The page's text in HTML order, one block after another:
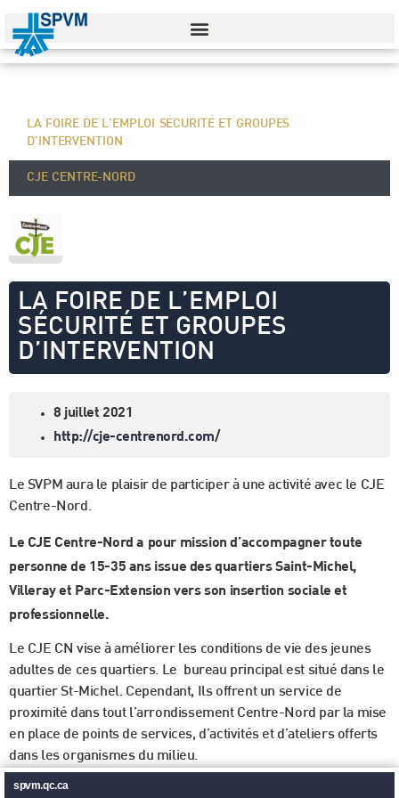
LA FOIRE DE L’EMPLOI SÉCURITÉ ET GROUPES
D’INTERVENTION
CJE CENTRE-NORD
LA FOIRE DE L’EMPLOI
SÉCURITÉ ET GROUPES
D’INTERVENTION
8 juillet 2021
http://cje-centrenord.com/
Le SVPM aura le plaisir de participer à une activité avec le CJE
Centre-Nord.
Le CJE Centre-Nord a pour mission d’accompagner toute
personne de 15-35 ans issue des quartiers Saint-Michel,
Villeray et Parc-Extension vers son insertion sociale et
professionnelle.
Le CJE CN vise à améliorer les conditions de vie des jeunes
adultes de ces quartiers. Le bureau principal est situé dans le
quartier St-Michel. Cependant, Ils offrent un service de
proximité dans tout l’arrondissement Centre-Nord par la mise
en place de points de services, d’activités et d’ateliers offerts
dans les organismes du milieu.
spvm.qc.ca